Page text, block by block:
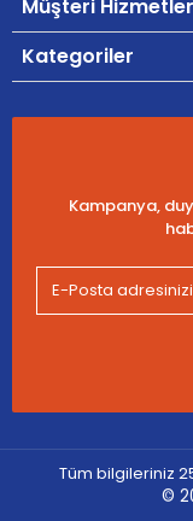
Müşteri
Kategoriler
Kampanya,
Tüm bilgileriniz
©